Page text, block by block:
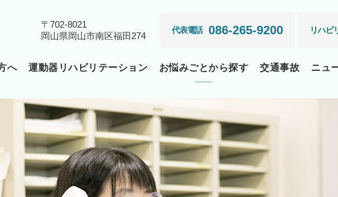
〒702-8021
岡山県岡山市南区福田274
代表電話 086-265-9200 リハビ
へ
医院紹介 院長紹介 当院の施設基準について
運動器リハビリテーション お悩みごとから探す
肩が痛い 肘が痛い 手・指の痛みやしびれ
足首・足が痛い
スポーツ障害 骨粗鬆症
交通事故 ニュ